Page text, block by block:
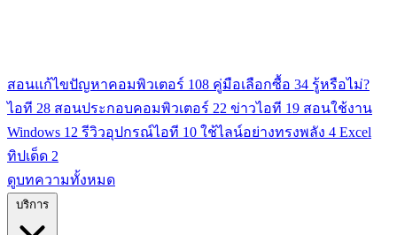
สอนแก้ไขปัญหาคอมพิวเตอร์ 108 คู่มือเลือกซื้อ 34 รู้หรือไม่?
ไอที 28 สอนประกอบคอมพิวเตอร์ 22 ข่าวไอที 19 สอนใช้งาน
Windows 12 รีวิวอุปกรณ์ไอที 10 ใช้ไลน์อย่างทรงพลัง 4 Excel
ทิปเด็ด 2
ดูบทความทั้งหมด